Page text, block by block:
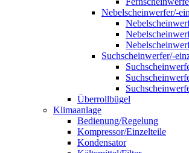
Nebelscheinwerfer/-
Suchscheinwerfer/-
Überrollbügel
Klimaanlage
Bedienung/Regelung
Kompressor/Einzelteile
Kondensator